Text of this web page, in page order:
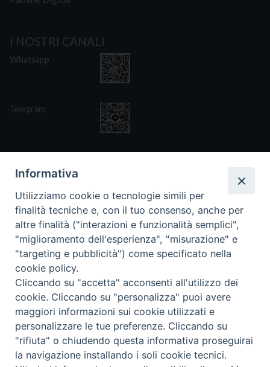
I NOSTRI CANALI
Whatsapp
Telegram
CONTATTI
Via San Giovanni Eudes 25, Roma
fsp@paoline.org
- Privacy Policy
- Cookie Policy
- Aggiorna Preferenze Cookies
Copyright © 2025 Capitolo Generale FSP 2025
Informativa
Utilizziamo cookie o tecnologie simili per
finalità tecniche e, con il tuo consenso, anche per
altre finalità ("interazioni e funzionalità semplici",
"miglioramento dell'esperienza", "misurazione" e
"targeting e pubblicità") come specificato nella
cookie policy.
Cliccando su "accetta" acconsenti all'utilizzo dei
cookie. Cliccando su "personalizza" puoi avere
maggiori informazioni sui cookie utilizzati e
personalizzare le tue preferenze. Cliccando su
"rifiuta" o chiudendo questa informativa proseguirai
la navigazione installando i soli cookie tecnici.